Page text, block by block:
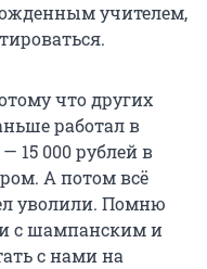
учителем,
что других
работал в
15 000 рублей в
А потом всё
уволили. Помню
с шампанским и
с нами на